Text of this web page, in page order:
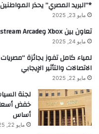
*”البريد المصري” يحذر
مايو 23, 2025
تعاون بين Xbox وAntstream Arcade
مايو 24, 2025
لمياء كامل تفوز بجائزة
الاتصالات والتأثير الإيجابي
مايو 22, 2025
لجنة
أساس
مايو 22, 2025